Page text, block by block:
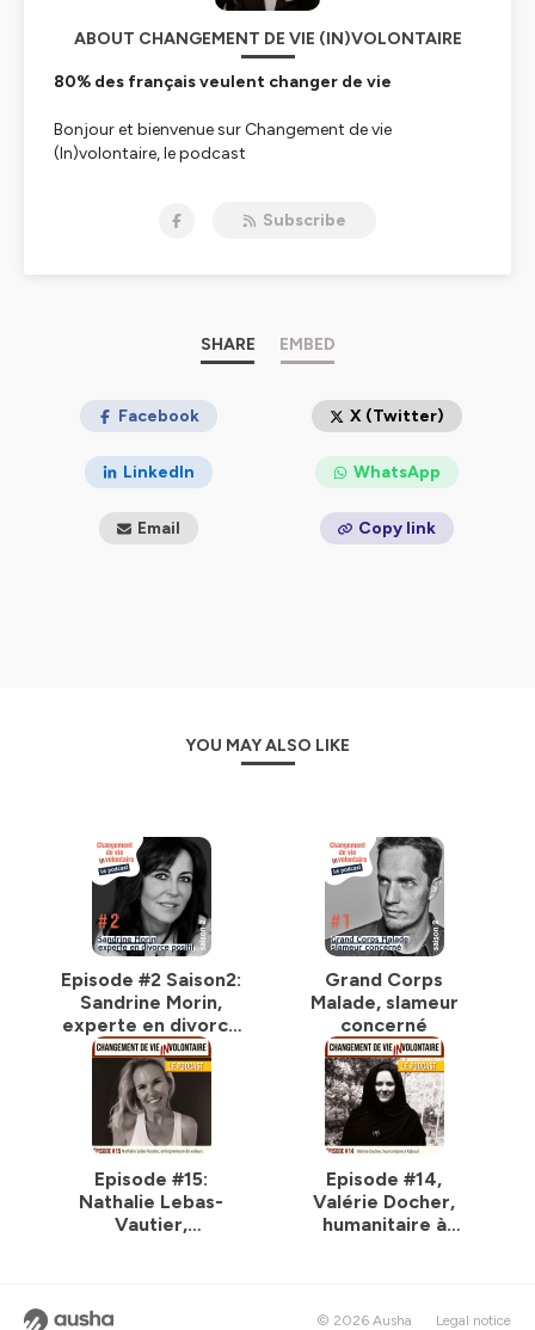
ABOUT CHANGEMENT DE VIE (IN)VOLONTAIRE
80% des français veulent changer de vie
Bonjour et bienvenue sur Changement de vie
(In)volontaire, le podcast
rencontre de femmes et d’hommes connus, ou pas,
tous très inspirants, qui nous racontent comment un
80% des français rêvent d’une nouvelle existence,
Et si un acte manqué, une rencontre magique, un
accident dramatique leur faisait, vous faisait franchir le
dans des projets qui ont du sens. Jean-Michel se
Dans son spectacle « Changement de vie (in)
volontaire,il aborde de manière drôle des thèmes qui lui
tiennent à cœur : les excès de la finance, le pouvoir,
l’injustice sociale, la malbouffe, le déterminisme social,
la richesse, l’argent … pour rire de tout sans tabou
Hébergé par Ausha. Visitez
ausha.co/politique-de-
confidentialite pour plus d'informations.
Subscribe
SHARE EMBED
Facebook X (Twitter)
LinkedIn WhatsApp
Email Copy link
YOU MAY ALSO LIKE
Episode #2 Saison2:
Sandrine Morin,
experte en divorce
positif
Grand Corps
Malade, slameur
concerné
Episode #15:
Nathalie Lebas-
Vautier,
Episode #14,
Valérie Docher,
humanitaire à
© 2026 Ausha Legal notice